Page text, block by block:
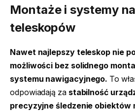
Montaże i systemy
teleskopów
Nawet najlepszy teleskop nie
możliwości bez solidnego
systemu nawigacyjnego. To
odpowiadają za stabilność
precyzyjne śledzenie obiektów